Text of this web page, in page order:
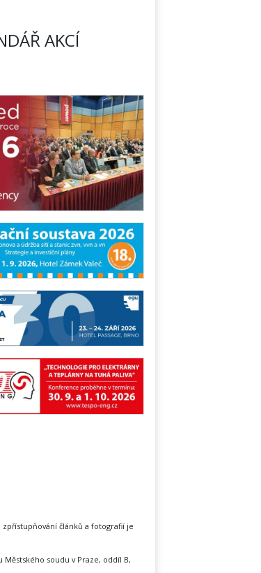
AKCÍ
zpřístupňování článků a fotografií je
soudu v Praze, oddíl B,